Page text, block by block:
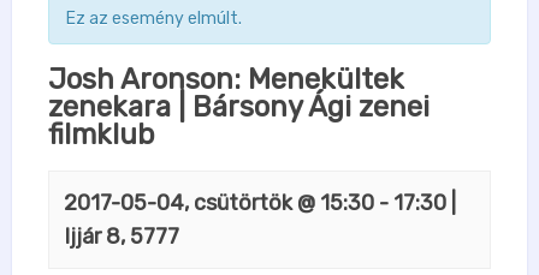
Ez az esemény elmúlt.
Josh Aronson: Menekültek
zenekara | Bársony Ági zenei
filmklub
2017-05-04, csütörtök @ 15:30 - 17:30
Ijjár 8, 5777